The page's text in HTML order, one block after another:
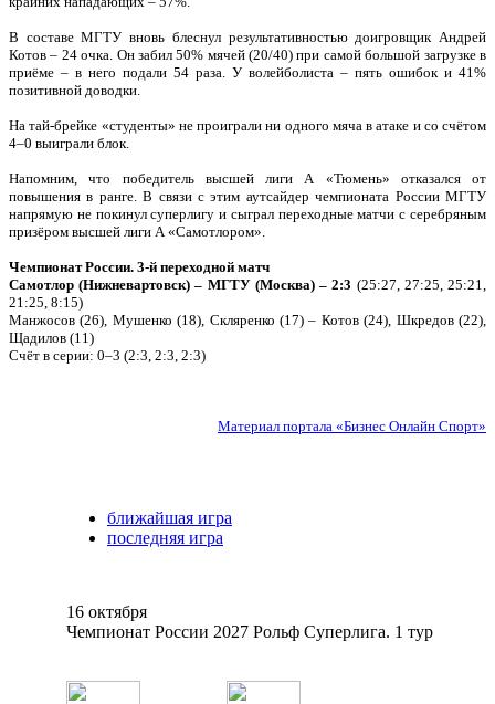
В составе МГТУ вновь блеснул результативностью доигровщик Андрей
Котов – 24 очка. Он забил 50% мячей (20/40) при самой большой загрузке в
приёме – в него подали 54 раза. У волейболиста – пять ошибок и 41%
позитивной доводки.
На тай-брейке «студенты» не проиграли ни одного мяча в атаке и со счётом
4–0 выиграли блок.
Напомним, что победитель высшей лиги А «Тюмень» отказался от
повышения в ранге. В связи с этим аутсайдер чемпионата России МГТУ
напрямую не покинул суперлигу и сыграл переходные матчи с серебряным
призёром высшей лиги А «Самотлором».
Чемпионат России. 3-й переходной матч
Самотлор (Нижневартовск) – МГТУ (Москва) – 2:3 (25:27, 27:25, 25:21,
21:25, 8:15)
Манжосов (26), Мушенко (18), Скляренко (17) – Котов (24), Шкредов (22),
Щадилов (11)
Счёт в серии: 0–3 (2:3, 2:3, 2:3)
Материал портала «Бизнес Онлайн Спорт»
ближайшая игра
последняя игра
16 октября
Чемпионат России 2027 Рольф Суперлига. 1 тур